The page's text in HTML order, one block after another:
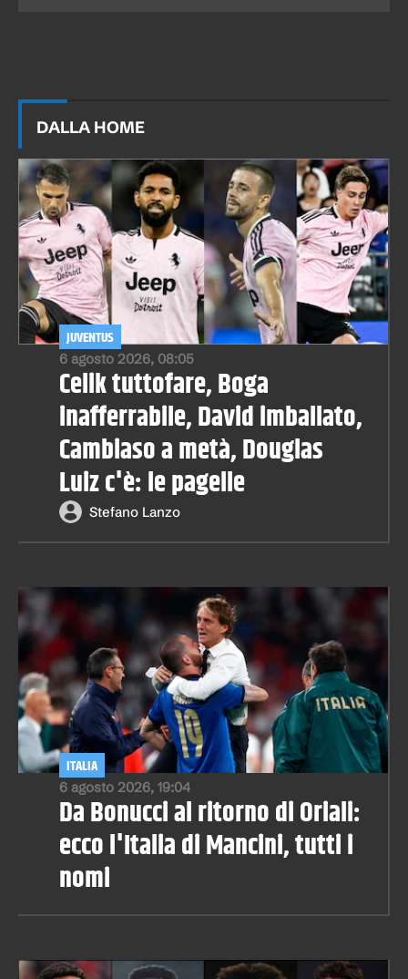
DALLA HOME
6 agosto 2026, 08:05
JUVENTUS
Celik tuttofare, Boga
inafferrabile, David imballato,
Cambiaso a metà, Douglas
Luiz c'è: le pagelle
Stefano Lanzo
6 agosto 2026, 19:04
ITALIA
Da Bonucci al ritorno di Oriali:
ecco l'Italia di Mancini, tutti i
nomi